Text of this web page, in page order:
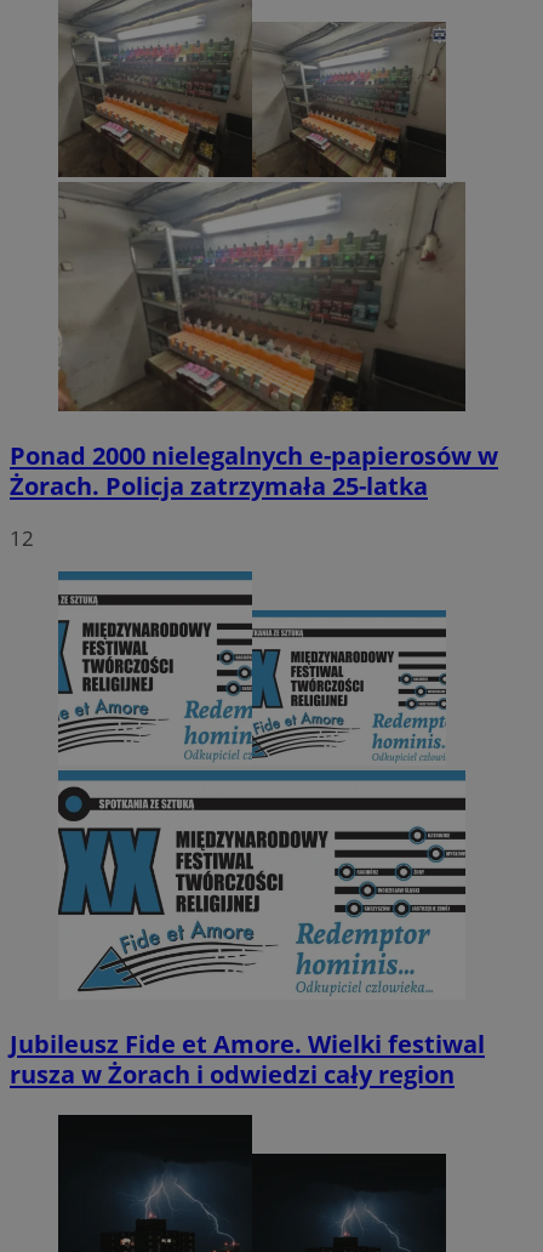
Ponad 2000 nielegalnych e-papierosów w
Żorach. Policja zatrzymała 25-latka
12
Jubileusz Fide et Amore. Wielki festiwal
rusza w Żorach i odwiedzi cały region